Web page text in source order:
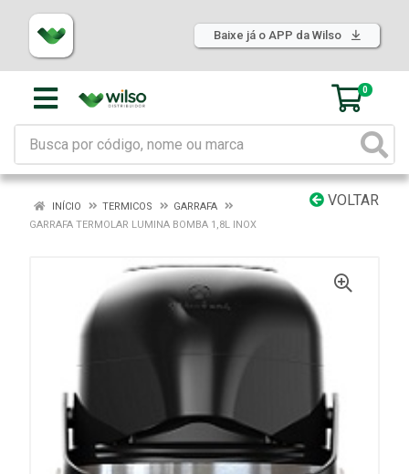
Baixe já o APP da Wilso
0
VOLTAR
INÍCIO TERMICOS
GARRAFA
GARRAFA TERMOLAR LUMINA BOMBA 1,8L INOX